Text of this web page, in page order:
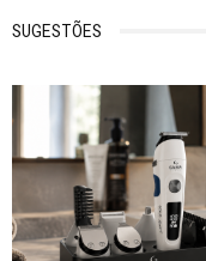
SUGESTÕES